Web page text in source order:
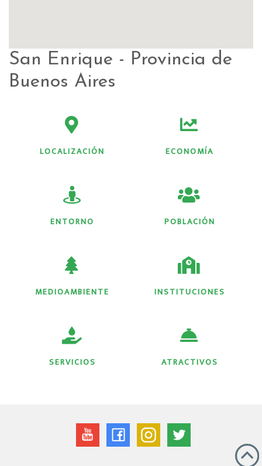
San Enrique - Provincia de
Buenos Aires
LOCALIZACIÓN ECONOMÍA
ENTORNO POBLACIÓN
MEDIOAMBIENTE INSTITUCIONES
SERVICIOS ATRACTIVOS